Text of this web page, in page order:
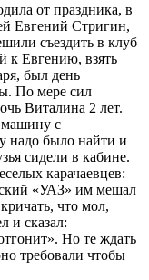
от праздника, в
Евгений Стригин,
съездить в клуб
к Евгению, взять
был день
По мере сил
Виталина 2 лет.
с
надо было найти и
сидели в кабине.
карачаевцев:
«УАЗ» им мешал
что мол,
и сказал:
Но те ждать
требовали чтобы